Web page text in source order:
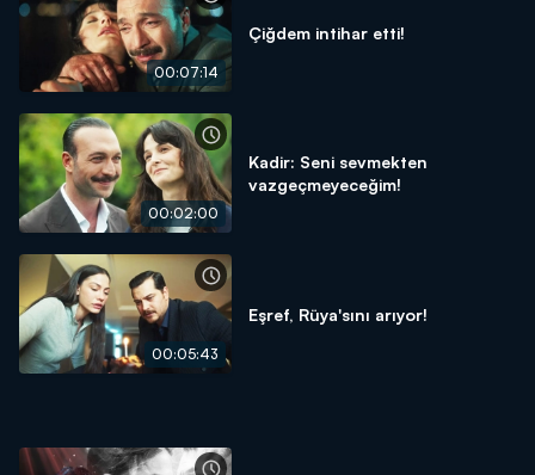
00:07:14
Çiğdem intihar etti!
00:02:00
Kadir: Seni sevmekten
vazgeçmeyeceğim!
00:05:43
Eşref, Rüya'sını arıyor!